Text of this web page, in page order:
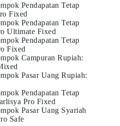
Pendapatan Tetap
Fixed
Pendapatan Tetap
Ultimate Fixed
Pendapatan Tetap
Fixed
Campuran Rupiah:
Pasar Uang Rupiah:
Pendapatan Tetap
Pro Fixed
Pasar Uang Syariah
Safe